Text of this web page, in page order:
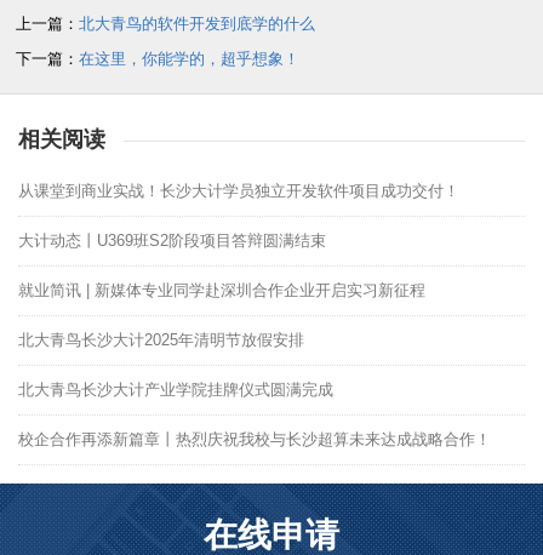
上一篇： 北大青鸟的软件开发到底学的什么
下一篇： 在这里，你能学的，超乎想象！
相关阅读
从课堂到商业实战！长沙大计学员独立开发软件项目成功交付！
大计动态丨U369班S2阶段项目答辩圆满结束
就业简讯 | 新媒体专业同学赴深圳合作企业开启实习新征程
北大青鸟长沙大计2025年清明节放假安排
北大青鸟长沙大计产业学院挂牌仪式圆满完成
校企合作再添新篇章丨热烈庆祝我校与长沙超算未来达成战略合作！
在线申请